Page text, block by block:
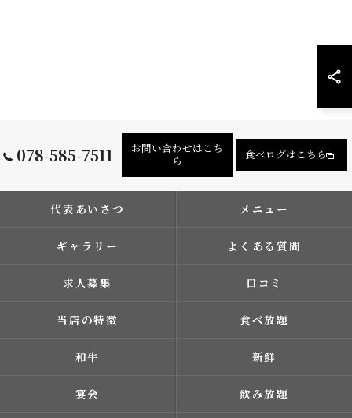
078-585-7511
お問い合わせはこち
ら
食べログはこちら
代表あいさつ メニュー
ギャラリー よくある質問
求人募集 口コミ
当店の特徴 食べ放題
和牛 新鮮
宴会 飲み放題